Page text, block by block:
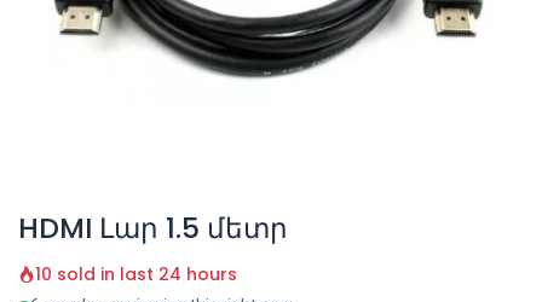
HDMI Լար 1.5 մետր
10 sold in last 24 hours